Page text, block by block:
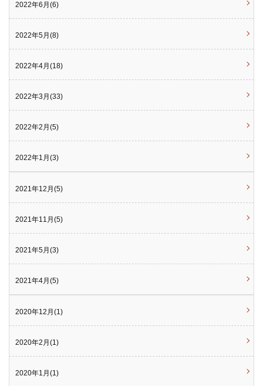
2022年6月(6)
2022年5月(8)
2022年4月(18)
2022年3月(33)
2022年2月(5)
2022年1月(3)
2021年12月(5)
2021年11月(5)
2021年5月(3)
2021年4月(5)
2020年12月(1)
2020年2月(1)
2020年1月(1)